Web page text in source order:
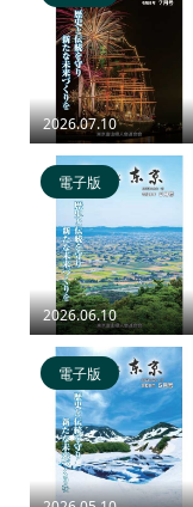
2026.07.10
2026.06.10
電子版
電子版